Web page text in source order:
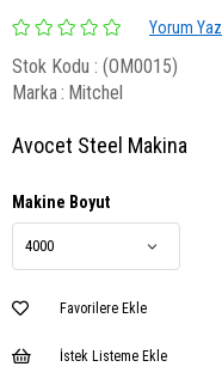
Yorum Yaz
Stok Kodu
(OM0015)
Marka : Mitchel
Avocet Steel Makina
Makine Boyut
Favorilere Ekle
İstek Listeme Ekle